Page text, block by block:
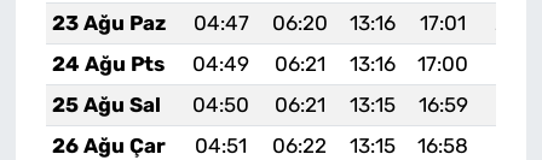
23 Ağu Paz
04:47 06:20 13:16 17:01
24 Ağu Pts
04:49 06:21 13:16 17:00
25 Ağu Sal
04:50 06:21 13:15 16:59
26 Ağu Çar
04:51 06:22 13:15 16:58